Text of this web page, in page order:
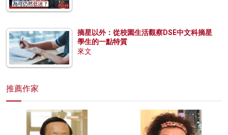
摘星以外：從校園生活觀察DSE中文科摘星
學生的一點特質
來文
推薦作家